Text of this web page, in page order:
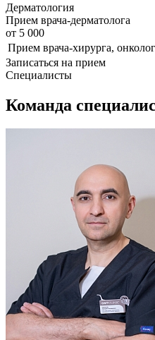
Дерматология
Прием врача-дерматолога
от 5 000
Прием врача-хирурга,
Записаться на прием
Специалисты
Команда